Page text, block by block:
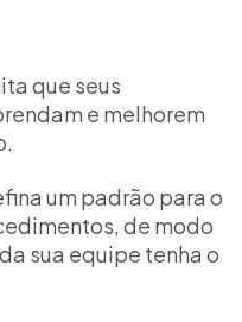
que seus
e melhorem
um padrão para o
de modo
sua equipe tenha o